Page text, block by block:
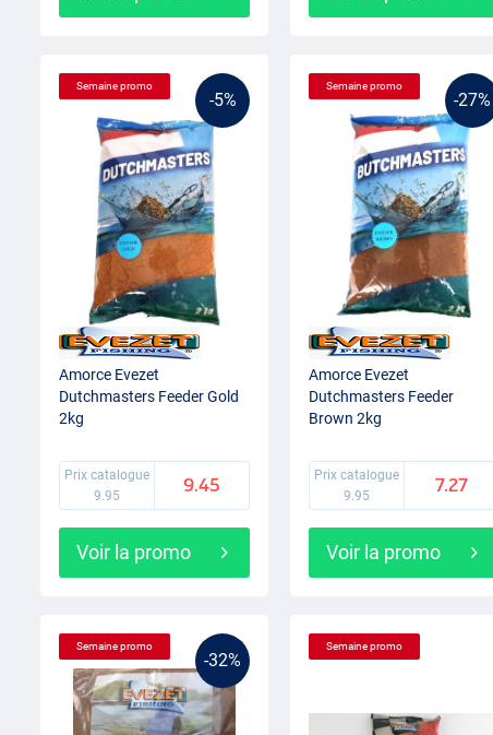
-5%
Semaine promo
Amorce Evezet
Dutchmasters Feeder Gold
2kg
Prix catalogue
9.95
9.45
Voir la promo
-27%
Semaine promo
Amorce Evezet
Dutchmasters Feeder
Brown 2kg
Prix catalogue
9.95
7.27
Voir la promo
-32%
Semaine promo Semaine promo